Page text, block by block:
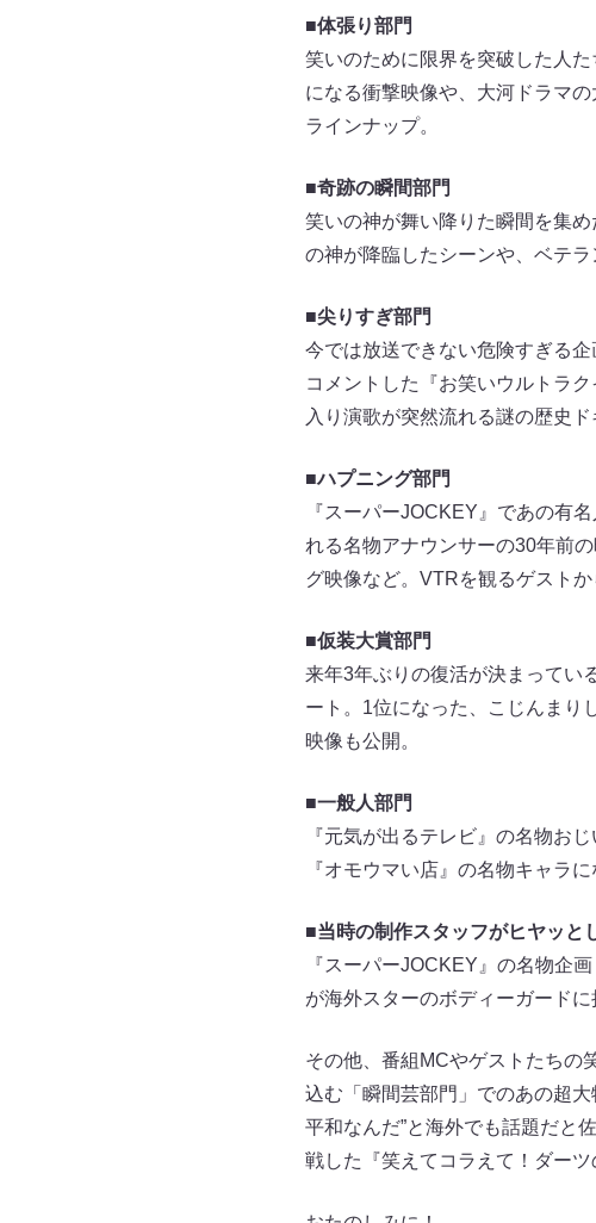
■体張り部門
笑いのために限界を突破した人
になる衝撃映像や、大河ドラマ
ラインナップ。
■奇跡の瞬間部門
笑いの神が舞い降りた瞬間を集
の神が降臨したシーンや、ベテ
■尖りすぎ部門
今では放送できない危険すぎる
コメントした『お笑いウルトラ
入り演歌が突然流れる謎の歴史ド
■ハプニング部門
『スーパーJOCKEY』であの有
れる名物アナウンサーの30年前
グ映像など。VTRを観るゲスト
■仮装大賞部門
来年3年ぶりの復活が決まってい
ート。1位になった、こじんまり
映像も公開。
■一般人部門
『元気が出るテレビ』の名物お
『オモウマい店』の名物キャラ
■当時の制作スタッフがヒヤッと
『スーパーJOCKEY』の名物企
が海外スターのボディーガードに
その他、番組MCやゲストたちの
込む「瞬間芸部門」でのあの超
平和なんだ”と海外でも話題だと
戦した『笑えてコラえて！ダー